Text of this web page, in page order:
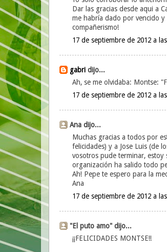
Dar las gracias desde aqui a
me habría dado por vencido
compañerismo!
17 de septiembre de 2012 a
gabridijo...
Ah, se me olvidaba: Montse:
17 de septiembre de 2012 a
Ana dijo...
Muchas gracias a todos por
felicidades) y a Jose Luis (de
vosotros pude terminar,
organización ha salido todo
Ah! Pepe te espero para la
Ana
17 de septiembre de 2012 a
"El puto amo" dijo...
¡¡FELICIDADES MONTSE!!